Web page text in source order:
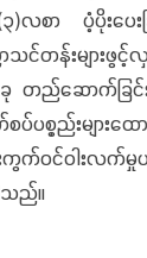
)လစာ ပံ့ပိုးပေး
တန်းများဖွင့်
ည်ဆောက်ခြင်း
များထောက်ပံ့
ကွက်ဝင်ဝါးလက်
သည်။